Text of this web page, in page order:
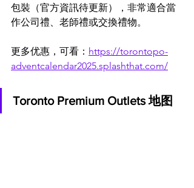
包裝（官方資訊待更新），非常適合當
作公司禮、老師禮或交換禮物。
更多优惠，可看： https://torontopo-
adventcalendar2025.splashthat.com/
Toronto Premium Outlets 地图